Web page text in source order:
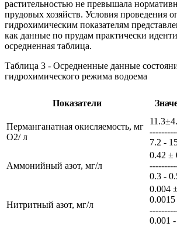
растительностью не превышала
прудовых хозяйств. Условия проведения
гидрохимическим показателям
как данные по прудам практически
осредненная таблица.
Таблица 3 - Осредненные данные
гидрохимического режима водоема
Показатели
Перманганатная окисляемость, мг
О2/ л
7.2 -
Аммонийный азот, мг/л
0.42 ±
0.3 -
Нитритный азот, мг/л
0.004 ±
0.0015
0.001